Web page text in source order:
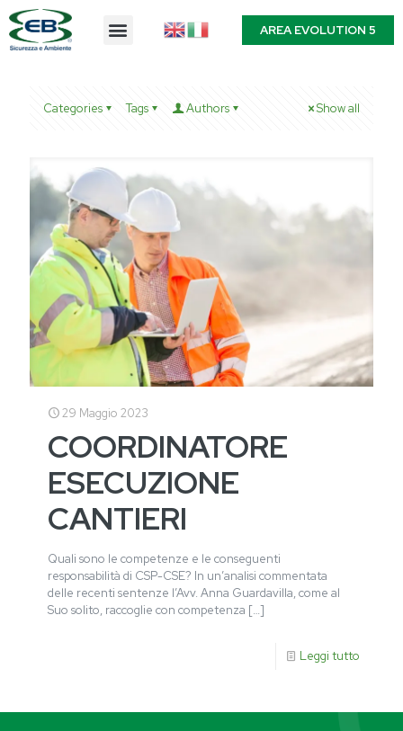
AREA EVOLUTION 5
Categories Tags Authors Show all
29 Maggio 2023
COORDINATORE
ESECUZIONE
CANTIERI
Quali sono le competenze e le conseguenti
responsabilità di CSP-CSE? In un’analisi commentata
delle recenti sentenze l’Avv. Anna Guardavilla, come al
Suo solito, raccoglie con competenza […]
Leggi tutto